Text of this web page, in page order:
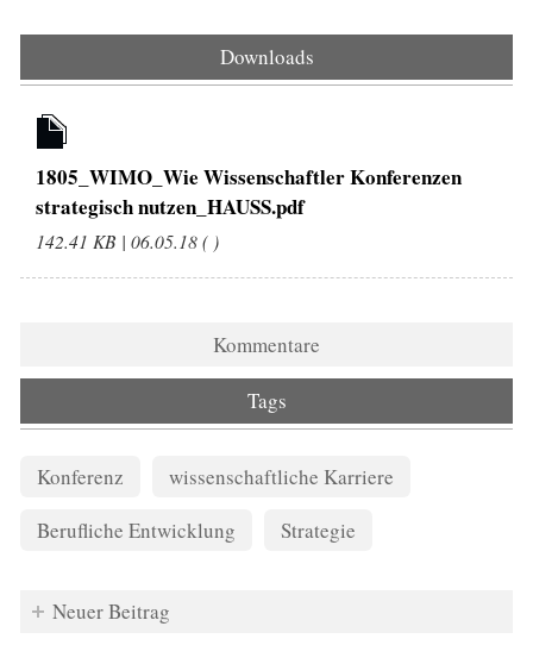
Downloads
1805_WIMO_Wie Wissenschaftler Konferenzen
strategisch nutzen_HAUSS.pdf
142.41 KB | 06.05.18 ( )
Kommentare
Tags
Konferenz
wissenschaftliche Karriere
Berufliche Entwicklung
Strategie
Neuer Beitrag